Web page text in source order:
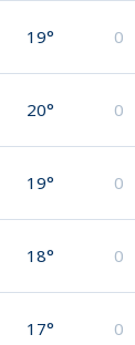
19° 0
20° 0
19° 0
18° 0
17° 0